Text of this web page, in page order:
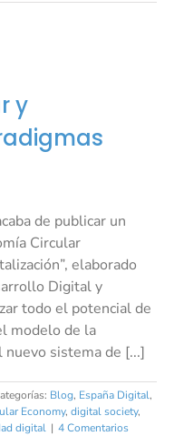
y
de publicar un
Circular
elaborado
Digital y
todo el potencial de
modelo de la
sistema de [...]
Blog, España Digital,
Economy, digital society,
digital | 4 Comentarios